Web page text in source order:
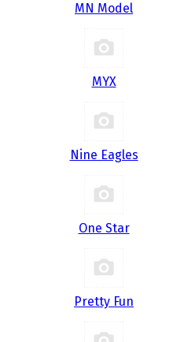
MN Model
MYX
Nine Eagles
One Star
Pretty Fun